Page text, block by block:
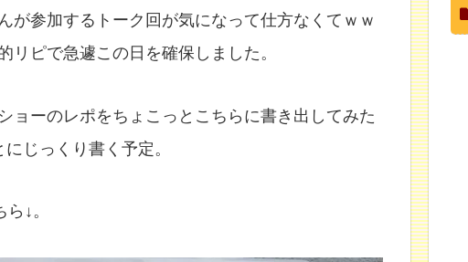
参加するトーク回が気になって仕方なくてｗｗ
リピで急遽この日を確保しました。
ョーのレポをちょこっとこちらに書き出してみた
じっくり書く予定。
↓。